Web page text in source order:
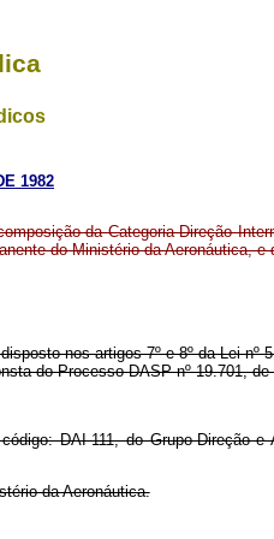
1982
da Categoria Direção
do Ministério da Aeronáutica, e
nos artigos 7º e 8º da Lei nº
do Processo DASP nº 19.701, de
DAI-111, do Grupo-Direção
da Aeronáutica.